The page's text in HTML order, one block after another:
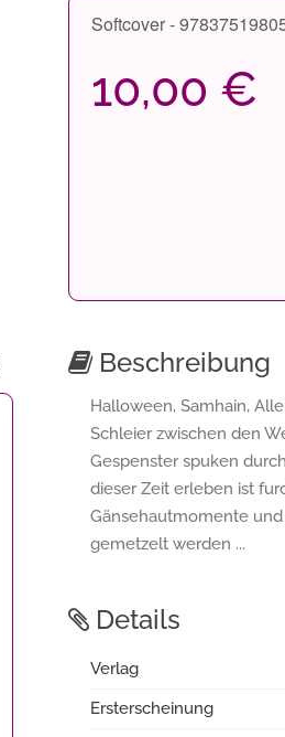
Softcover -
10,00 €
Beschreibung
Halloween, Samhain,
Schleier zwischen den
Gespenster spuken
dieser Zeit erleben ist
Gänsehautmomente
gemetzelt werden ...
Details
Verlag
Ersterscheinung